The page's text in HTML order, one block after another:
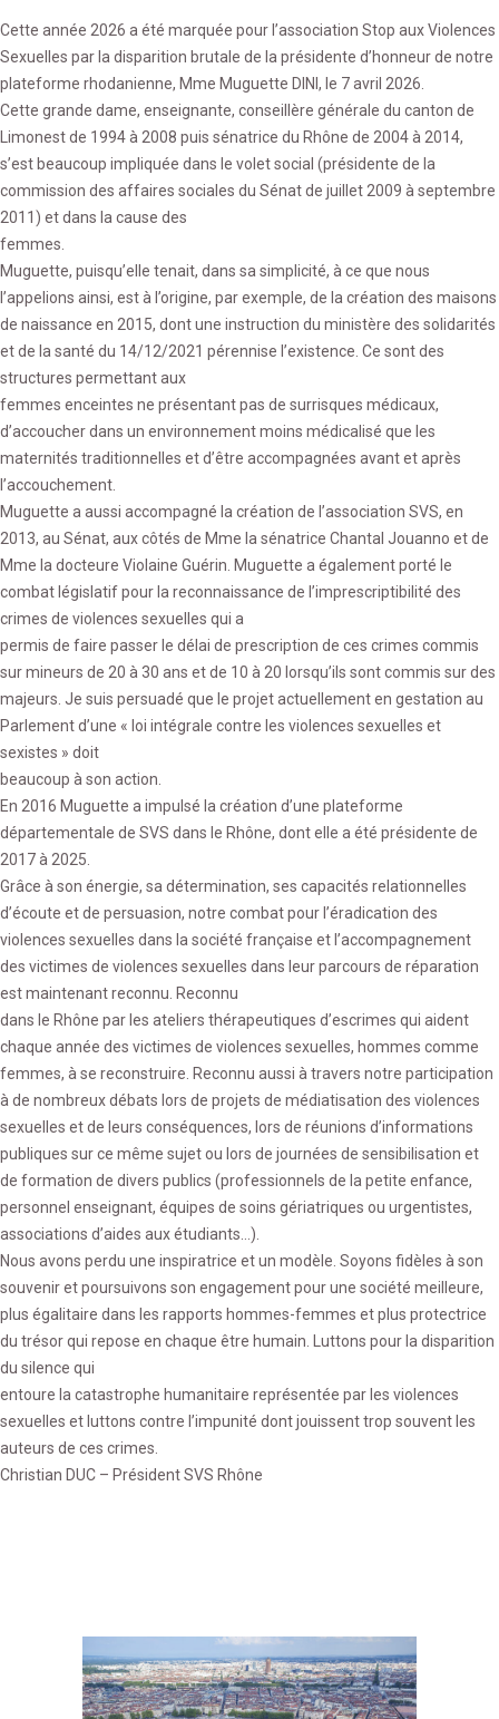
Cette année 2026 a été marquée pour l’association Stop aux Violences
Sexuelles par la disparition brutale de la présidente d’honneur de notre
plateforme rhodanienne, Mme Muguette DINI, le 7 avril 2026.
Cette grande dame, enseignante, conseillère générale du canton de
Limonest de 1994 à 2008 puis sénatrice du Rhône de 2004 à 2014,
s’est beaucoup impliquée dans le volet social (présidente de la
commission des affaires sociales du Sénat de juillet 2009 à septembre
2011) et dans la cause des
femmes.
Muguette, puisqu’elle tenait, dans sa simplicité, à ce que nous
l’appelions ainsi, est à l’origine, par exemple, de la création des maisons
de naissance en 2015, dont une instruction du ministère des solidarités
et de la santé du 14/12/2021 pérennise l’existence. Ce sont des
structures permettant aux
femmes enceintes ne présentant pas de surrisques médicaux,
d’accoucher dans un environnement moins médicalisé que les
maternités traditionnelles et d’être accompagnées avant et après
l’accouchement.
Muguette a aussi accompagné la création de l’association SVS, en
2013, au Sénat, aux côtés de Mme la sénatrice Chantal Jouanno et de
Mme la docteure Violaine Guérin. Muguette a également porté le
combat législatif pour la reconnaissance de l’imprescriptibilité des
crimes de violences sexuelles qui a
permis de faire passer le délai de prescription de ces crimes commis
sur mineurs de 20 à 30 ans et de 10 à 20 lorsqu’ils sont commis sur des
majeurs. Je suis persuadé que le projet actuellement en gestation au
Parlement d’une « loi intégrale contre les violences sexuelles et
sexistes » doit
beaucoup à son action.
En 2016 Muguette a impulsé la création d’une plateforme
départementale de SVS dans le Rhône, dont elle a été présidente de
2017 à 2025.
Grâce à son énergie, sa détermination, ses capacités relationnelles
d’écoute et de persuasion, notre combat pour l’éradication des
violences sexuelles dans la société française et l’accompagnement
des victimes de violences sexuelles dans leur parcours de réparation
est maintenant reconnu. Reconnu
dans le Rhône par les ateliers thérapeutiques d’escrimes qui aident
chaque année des victimes de violences sexuelles, hommes comme
femmes, à se reconstruire. Reconnu aussi à travers notre participation
à de nombreux débats lors de projets de médiatisation des violences
sexuelles et de leurs conséquences, lors de réunions d’informations
publiques sur ce même sujet ou lors de journées de sensibilisation et
de formation de divers publics (professionnels de la petite enfance,
personnel enseignant, équipes de soins gériatriques ou urgentistes,
associations d’aides aux étudiants…).
Nous avons perdu une inspiratrice et un modèle. Soyons fidèles à son
souvenir et poursuivons son engagement pour une société meilleure,
plus égalitaire dans les rapports hommes-femmes et plus protectrice
du trésor qui repose en chaque être humain. Luttons pour la disparition
du silence qui
entoure la catastrophe humanitaire représentée par les violences
sexuelles et luttons contre l’impunité dont jouissent trop souvent les
auteurs de ces crimes.
Christian DUC – Président SVS Rhône